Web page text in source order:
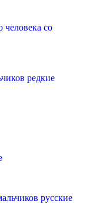
человека со
редкие
русские